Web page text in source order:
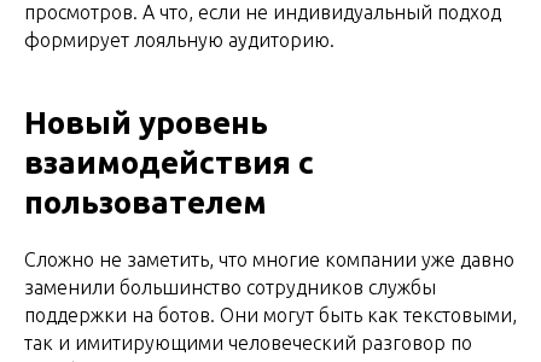
просмотров. А что, если не индивидуальный подход
формирует лояльную аудиторию.
Новый уровень
взаимодействия с
пользователем
Сложно не заметить, что многие компании уже давно
заменили большинство сотрудников службы
поддержки на ботов. Они могут быть как текстовыми,
так и имитирующими человеческий разговор по